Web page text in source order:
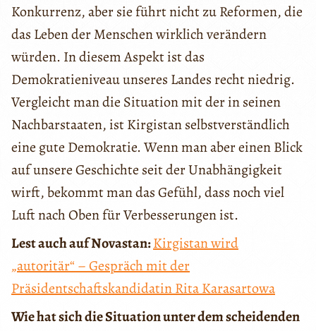
Konkurrenz, aber sie führt nicht zu Reformen, die
das Leben der Menschen wirklich verändern
würden. In diesem Aspekt ist das
Demokratieniveau unseres Landes recht niedrig.
Vergleicht man die Situation mit der in seinen
Nachbarstaaten, ist Kirgistan selbstverständlich
eine gute Demokratie. Wenn man aber einen Blick
auf unsere Geschichte seit der Unabhängigkeit
wirft, bekommt man das Gefühl, dass noch viel
Luft nach Oben für Verbesserungen ist.
Lest auch auf Novastan:Kirgistan wird
„autoritär“ – Gespräch mit der
Präsidentschaftskandidatin Rita Karasartowa
Wie hat sich die Situation unter dem scheidenden